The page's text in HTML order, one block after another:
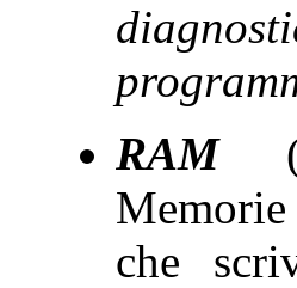
RAM
che